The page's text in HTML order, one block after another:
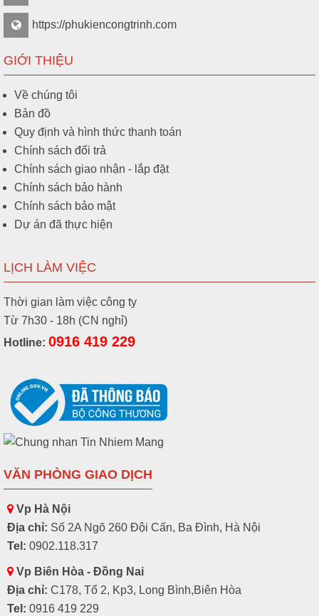
https://phukiencongtrinh.com
GIỚI THIỆU
Về chúng tôi
Bản đồ
Quy định và hình thức thanh toán
Chính sách đổi trả
Chính sách giao nhận - lắp đặt
Chính sách bảo hành
Chính sách bảo mật
Dự án đã thực hiện
LỊCH LÀM VIỆC
Thời gian làm việc công ty
Từ 7h30 - 18h (CN nghỉ)
Hotline: 0916 419 229
VĂN PHÒNG GIAO DỊCH
Vp Hà Nội
Địa chỉ: Số 2A Ngõ 260 Đội Cấn, Ba Đình, Hà Nội
Tel: 0902.118.317
Vp Biên Hòa - Đồng Nai
Địa chỉ: C178, Tổ 2, Kp3, Long Bình,Biên Hòa
Tel: 0916 419 229